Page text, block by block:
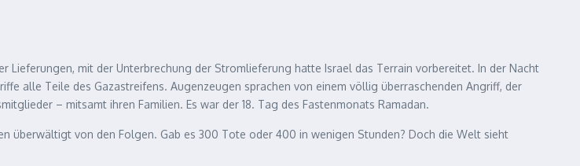
Lieferungen, mit der Unterbrechung der Stromlieferung hatte Israel das Terrain vorbereitet. In der Nacht
alle Teile des Gazastreifens. Augenzeugen sprachen von einem völlig überraschenden Angriff, der
– mitsamt ihren Familien. Es war der 18. Tag des Fastenmonats Ramadan.
überwältigt von den Folgen. Gab es 300 Tote oder 400 in wenigen Stunden? Doch die Welt sieht